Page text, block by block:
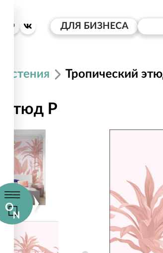
ДЛЯ БИЗНЕСА
Растения Тропический
этюд P